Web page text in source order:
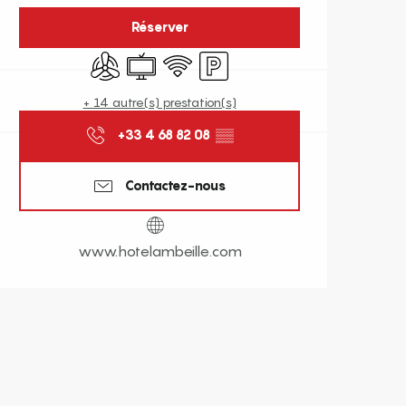
Réserver
Air conditionné
Télévision
WiFi Parking
+ 14 autre(s) prestation(s)
+33 4 68 82 08 ▒▒
Contactez-nous
www.hotelambeille.com